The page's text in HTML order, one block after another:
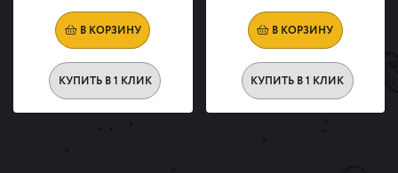
В КОРЗИНУ
КУПИТЬ В 1 КЛИК
В КОРЗИНУ
КУПИТЬ В 1 КЛИК